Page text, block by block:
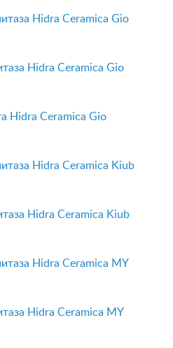
Hidra Ceramica Gio
Hidra Ceramica Gio
Hidra Ceramica Gio
Hidra Ceramica Kiub
Hidra Ceramica Kiub
Hidra Ceramica MY
Hidra Ceramica MY